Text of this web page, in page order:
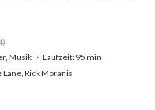
Musik
Laufzeit: 95 min
Lane, Rick Moranis